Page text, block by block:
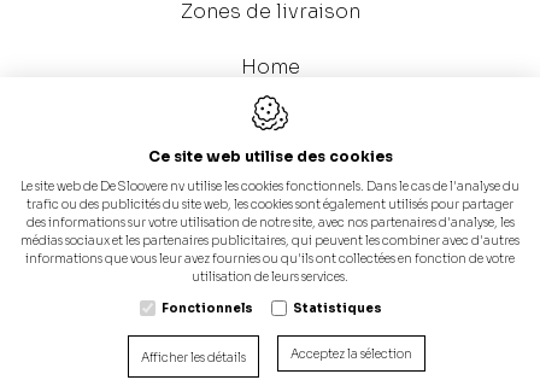
Zones de livraison
Home
Galerie
Conception du site web par IDcreation 2024
Politique en matière de cookies
Ce site web utilise des cookies
Le site web de De Sloovere nv utilise les cookies fonctionnels. Dans le cas de l'analyse du
trafic ou des publicités du site web, les cookies sont également utilisés pour partager
des informations sur votre utilisation de notre site, avec nos partenaires d'analyse, les
médias sociaux et les partenaires publicitaires, qui peuvent les combiner avec d'autres
informations que vous leur avez fournies ou qu'ils ont collectées en fonction de votre
utilisation de leurs services.
Fonctionnels
Statistiques
Afficher les détails Acceptez la sélection